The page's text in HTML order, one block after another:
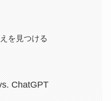
を見つける
ChatGPT